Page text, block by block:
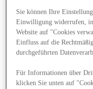
Angebote
Sie können Ihre
Einwilligung widerrufen,
Website auf "Cookies
Einfluss auf die
durchgeführten
Für Informationen über
klicken Sie unten auf